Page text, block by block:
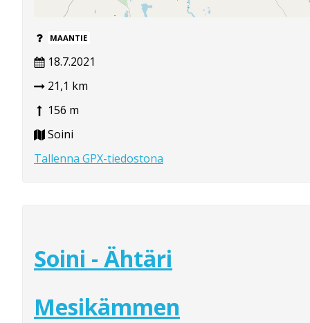
MAANTIE
18.7.2021
21,1 km
156 m
Soini
Tallenna GPX-tiedostona
Soini - Ähtäri
Mesikämmen